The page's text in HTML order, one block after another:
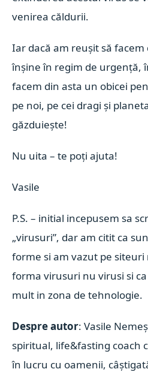
venirea căldurii.
Iar dacă am reușit să
înșine în regim de urgență,
facem din asta un obicei
pe noi, pe cei dragi și
găzduiește!
Nu uita – te poți ajuta!
Vasile
P.S. – initial incepusem sa
„virusuri”, dar am citit ca
forme si am vazut pe
forma virusuri nu virusi si
mult in zona de tehnologie.
Despre autor: Vasile
spiritual, life&fasting coach
în lucru cu oamenii,